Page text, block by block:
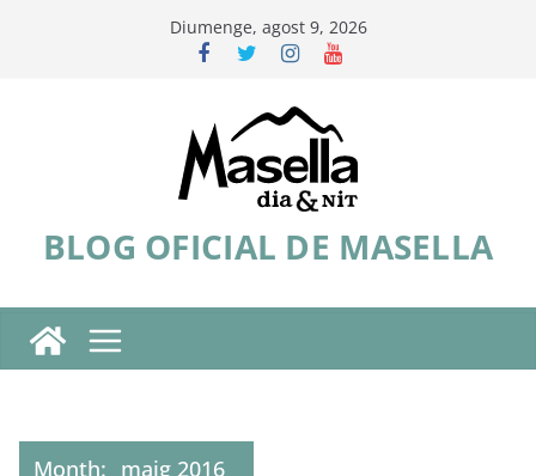
Diumenge, agost 9, 2026
BLOG OFICIAL DE MASELLA
Month: maig 2016